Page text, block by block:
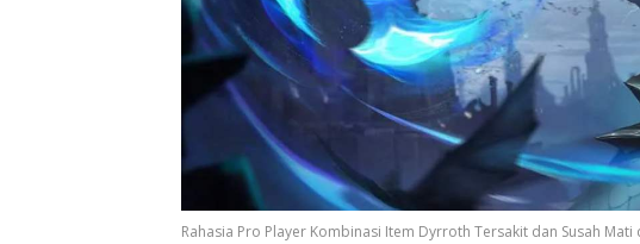
Rahasia Pro Player Kombinasi Item Dyrroth Tersakit dan Susah Mati